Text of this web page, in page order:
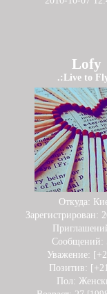
Lofy
.:Live to
Откуда:
Зарегистрирован:
Сообщений:
Уважение:
Позитив:
Пол: